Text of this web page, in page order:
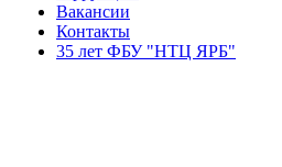
Вакансии
Контакты
35 лет ФБУ "НТЦ ЯРБ"